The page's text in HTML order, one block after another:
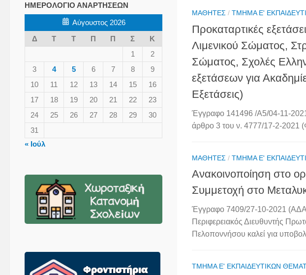
ΜΑΘΗΤΈΣ / ΤΜΉΜΑ Ε'
Προκαταρτικές
Λιμενικού Σώματος,
Σώματος, Σχολές
εξετάσεων για
Εξετάσεις)
Έγγραφο 141496 /Α5/04-11-
άρθρο 3 του ν. 4777/17-2-2021
ΜΑΘΗΤΈΣ / ΤΜΉΜΑ Ε'
Ανακοινοποίηση στο
Συμμετοχή στο
Έγγραφο 7409/27-10-2021
Περιφερειακός Διευθυντής
Πελοποννήσου καλεί για
ΤΜΉΜΑ Ε' ΕΚΠΑΙΔΕΥΤΙΚΏΝ
ΗΜΕΡΟΛΌΓΙΟ ΑΝΑΡΤΉΣΕΩΝ
Αύγουστος 2026
Δ
Τ Τ Π Π Σ
Κ
1
2
3
4 5 6 7 8
9
10
11 12 13 14 15
16
17
18 19 20 21 22
23
24
25 26 27 28 29
30
31
« Ιούλ